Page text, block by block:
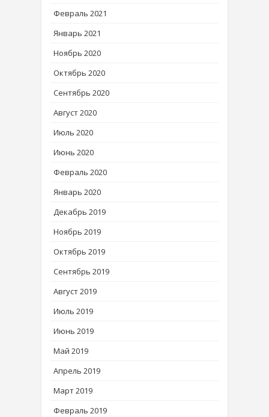
Февраль 2021
Январь 2021
Ноябрь 2020
Октябрь 2020
Сентябрь 2020
Август 2020
Июль 2020
Июнь 2020
Февраль 2020
Январь 2020
Декабрь 2019
Ноябрь 2019
Октябрь 2019
Сентябрь 2019
Август 2019
Июль 2019
Июнь 2019
Май 2019
Апрель 2019
Март 2019
Февраль 2019